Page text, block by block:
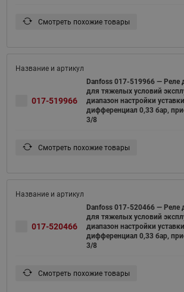
Смотреть похожие товары
017-519966
Danfoss 017-519966 — Реле
для тяжелых условий
диапазон настройки
дифференциал 0,33 бар,
3/8
Смотреть похожие товары
017-520466
Danfoss 017-520466 — Реле
для тяжелых условий
диапазон настройки
дифференциал 0,33 бар,
3/8
Смотреть похожие товары